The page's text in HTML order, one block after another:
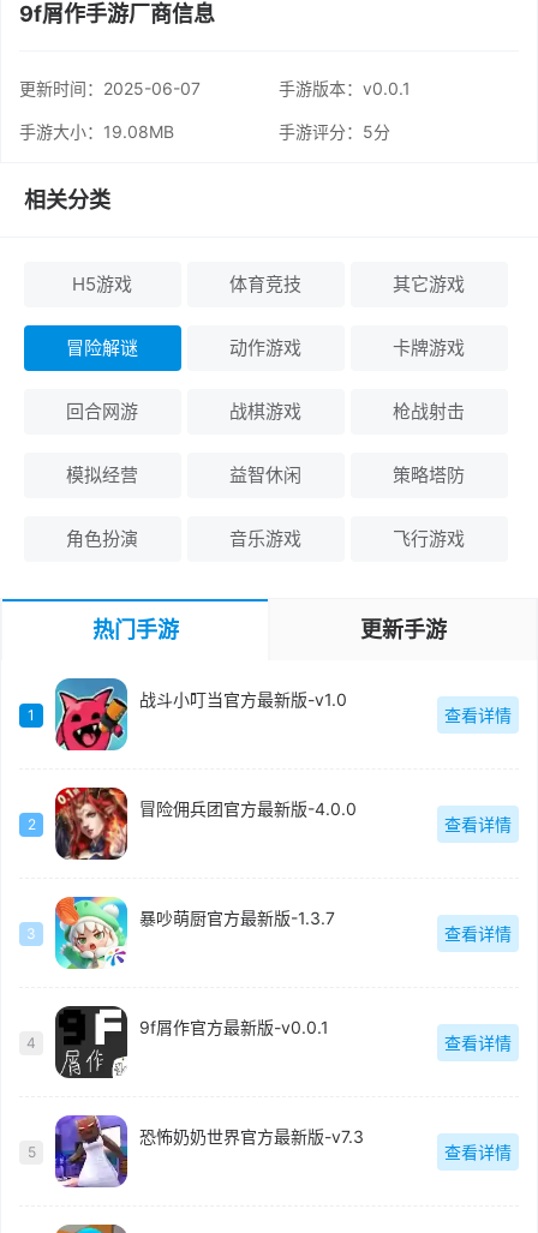
9f屑作手游厂商信息
更新时间： 2025-06-07 手游版本：v0.0.1
手游大小：19.08MB 手游评分： 5分
相关分类
H5游戏 体育竞技 其它游戏
冒险解谜 动作游戏 卡牌游戏
回合网游 战棋游戏 枪战射击
模拟经营 益智休闲 策略塔防
角色扮演 音乐游戏 飞行游戏
热门手游 更新手游
1
战斗小叮当官方最新版-v1.0
查看详情
2
冒险佣兵团官方最新版-4.0.0
查看详情
3
暴吵萌厨官方最新版-1.3.7
查看详情
4
9f屑作官方最新版-v0.0.1
查看详情
5
恐怖奶奶世界官方最新版-v7.3
查看详情